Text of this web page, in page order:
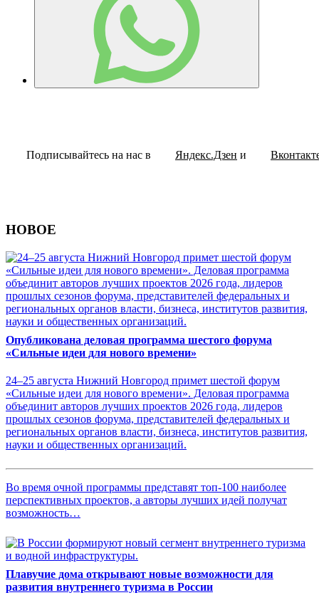
Подписывайтесь на нас в Яндекс.Дзен и
НОВОЕ
Опубликована деловая программа шестого форума
«Сильные идеи для нового времени»
24–25 августа Нижний Новгород примет шестой форум
«Сильные идеи для нового времени». Деловая программа
объединит авторов лучших проектов 2026 года, лидеров
прошлых сезонов форума, представителей федеральных и
региональных органов власти, бизнеса, институтов развития,
науки и общественных организаций.
Во время очной программы представят топ-100 наиболее
перспективных проектов, а авторы лучших идей получат
возможность…
Плавучие дома открывают новые возможности для
развития внутреннего туризма в России